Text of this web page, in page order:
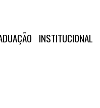
INSTITUCIONAL